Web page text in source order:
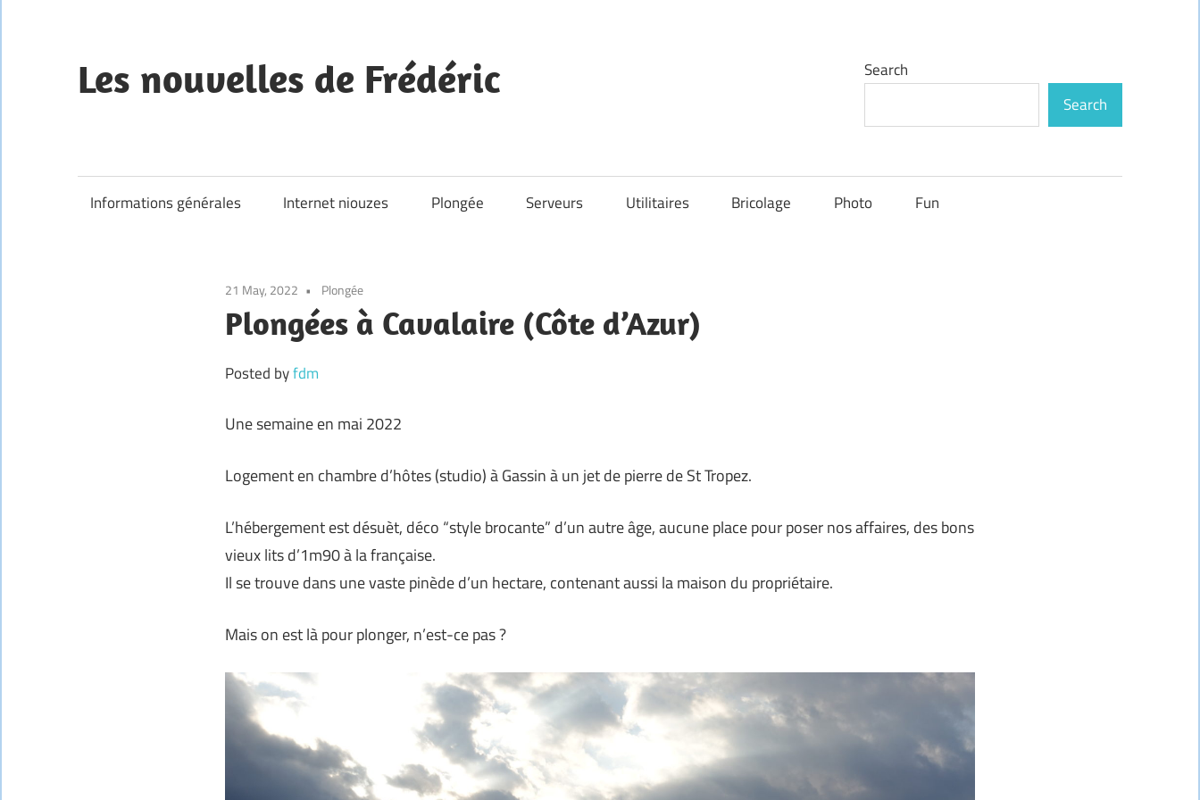
content
Les nouvelles de Frédéric
Search
Search
Informations générales Internet niouzes Plongée Serveurs Utilitaires Bricolage Photo Fun
21 May, 2022 Plongée
Plongées à Cavalaire (Côte d’Azur)
Posted byfdm
Une semaine en mai 2022
Logement en chambre d’hôtes (studio) à Gassin à un jet de pierre de St Tropez.
L’hébergement est désuèt, déco “style brocante” d’un autre âge, aucune place pour poser nos affaires, des bons
vieux lits d’1m90 à la française.
Il se trouve dans une vaste pinède d’un hectare, contenant aussi la maison du propriétaire.
Mais on est là pour plonger, n’est-ce pas ?